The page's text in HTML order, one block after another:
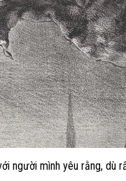
người mình yêu rằng, dù